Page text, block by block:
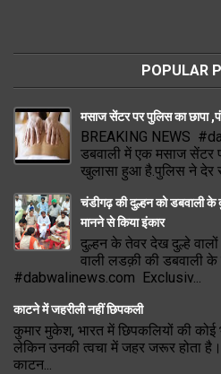
POPULAR
मसाज सेंटर पर पुलिस का छापा
BREAKING NEWS
डबवाली में एक मसाज
खुलासा हुआ है.पुलिस ने देर
चंडीगढ़ की दुल्हन को डबवाली के
मानने से किया इंकार
दुल्हन के तेवर देख दुल्हे
वाली लडक़ी की डबवाली
#dabwalinews.com Exclusiv...
काटने में जहरीली नहीं छिपकली
कुमार मुकेश, भारत में छिपकलियों की कोई
लेकिन उनकी त्वचा में जहर जरूर होता
काटन...